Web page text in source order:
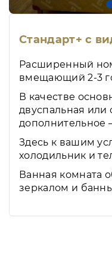
Стандарт+ с
Расширенный
вмещающий 2-3
В качестве
двуспальная или
дополнительное
Здесь к вашим
холодильник и
Ванная комната
зеркалом и